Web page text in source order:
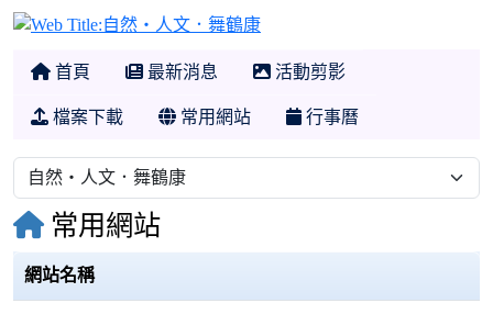
自然‧人文．舞鶴康
首頁 最新消息 活動剪影
檔案下載 常用網站 行事曆
常用網站
網站名稱